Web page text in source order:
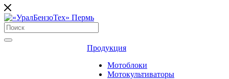
Продукция
Мотоблоки
Мотокультиваторы